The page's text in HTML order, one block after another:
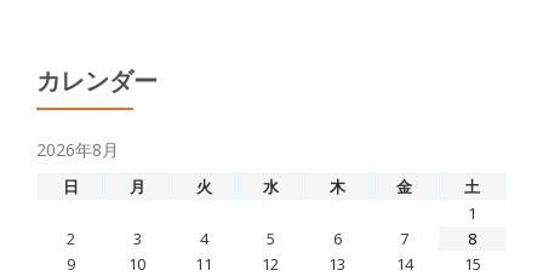
カレンダー
2026年8月
日 月 火 水 木 金
土
1
2
3 4 5 6 7
8
9
10 11 12 13 14
15